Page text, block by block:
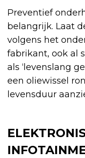
Preventief
belangrijk. Laat
volgens het
fabrikant, ook al
als ‘levenslang
een oliewissel
levensduur